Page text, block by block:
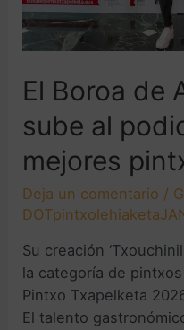
El Boroa de
sube al
mejores
Deja un comentario /
Su creación
la categoría de
Pintxo Txapelketa
El talento